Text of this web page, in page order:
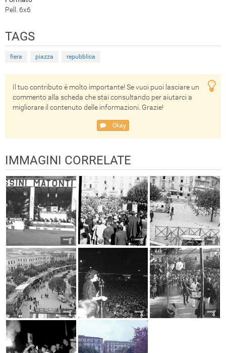
Pell. 6x6
TAGS
fiera piazza repubblica
Il tuo contributo è molto importante! Se vuoi puoi lasciare un
commento alla scheda che stai consultando per aiutarci a
migliorare il contenuto delle informazioni. Grazie!
Okay
IMMAGINI CORRELATE